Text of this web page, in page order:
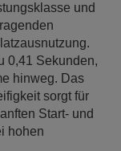
und
0,41 Sekunden,
hinweg. Das
sorgt für
Start- und
hohen